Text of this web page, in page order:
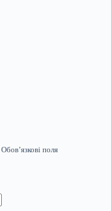
Обов’язкові поля